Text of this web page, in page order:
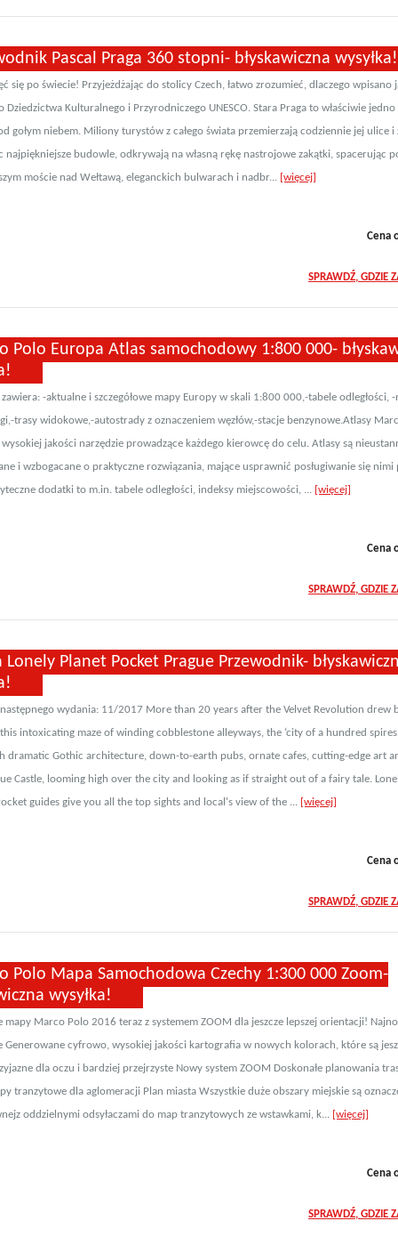
Pascal Praga 360 stopni- błyskawiczna wysyłka!
się po świecie! Przyjeżdżając do stolicy Czech, łatwo zrozumieć, dlaczego wpisano
Dziedzictwa Kulturalnego i Przyrodniczego UNESCO. Stara Praga to właściwie
gołym niebem. Miliony turystów z całego świata przemierzają codziennie jej ulice i
najpiękniejsze budowle, odkrywają na własną rękę nastrojowe zakątki, spacerując
moście nad Wełtawą, eleganckich bulwarach i nadbr... [więcej]
Cena
SPRAWDŹ, GDZIE
Polo Europa Atlas samochodowy 1:800 000-
-aktualne i szczegółowe mapy Europy w skali 1:800 000,-tabele odległości, -
trasy widokowe,-autostrady z oznaczeniem węzłów,-stacje benzynowe.Atlasy
jakości narzędzie prowadzące każdego kierowcę do celu. Atlasy są
i wzbogacane o praktyczne rozwiązania, mające usprawnić posługiwanie się nimi
dodatki to m.in. tabele odległości, indeksy miejscowości, ... [więcej]
Cena
SPRAWDŹ, GDZIE
Lonely Planet Pocket Prague Przewodnik-
wydania: 11/2017 More than 20 years after the Velvet Revolution drew
intoxicating maze of winding cobblestone alleyways, the ‘city of a hundred
dramatic Gothic architecture, down-to-earth pubs, ornate cafes, cutting-edge art
Castle, looming high over the city and looking as if straight out of a fairy tale.
guides give you all the top sights and local's view of the ... [więcej]
Cena
SPRAWDŹ, GDZIE
Polo Mapa Samochodowa Czechy 1:300 000 Zoom-
wysyłka!
mapy Marco Polo 2016 teraz z systemem ZOOM dla jeszcze lepszej orientacji!
Generowane cyfrowo, wysokiej jakości kartografia w nowych kolorach, które są
dla oczu i bardziej przejrzyste Nowy system ZOOM Doskonałe planowania
tranzytowe dla aglomeracji Plan miasta Wszystkie duże obszary miejskie są
oddzielnymi odsyłaczami do map tranzytowych ze wstawkami, k... [więcej]
Cena
SPRAWDŹ, GDZIE